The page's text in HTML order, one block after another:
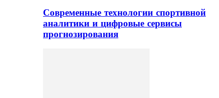
Современные технологии спортивной
аналитики и цифровые сервисы
прогнозирования